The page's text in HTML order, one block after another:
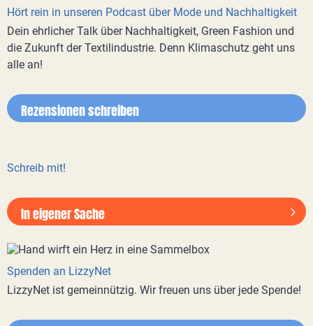
Hört rein in unseren Podcast über Mode und Nachhaltigkeit
Dein ehrlicher Talk über Nachhaltigkeit, Green Fashion und
die Zukunft der Textilindustrie. Denn Klimaschutz geht uns
alle an!
Rezensionen schreiben
Schreib mit!
In eigener Sache
Spenden an LizzyNet
LizzyNet ist gemeinnützig. Wir freuen uns über jede Spende!